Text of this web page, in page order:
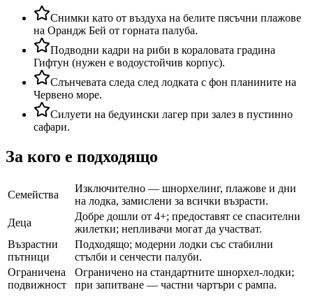
Снимки като от въздуха на белите пясъчни плажове
на Орандж Бей от горната палуба.
Подводни кадри на риби в кораловата градина
Гифтун (нужен е водоустойчив корпус).
Слънчевата следа след лодката с фон планините на
Червено море.
Силуети на бедуински лагер при залез в пустинно
сафари.
За кого е подходящо
Семейства
Изключително — шнорхелинг, плажове и дни
на лодка, замислени за всички възрасти.
Деца
Добре дошли от 4+; предоставят се спасителни
жилетки; непливачи могат да участват.
Възрастни
пътници
Подходящо; модерни лодки със стабилни
стълби и сенчести палуби.
Ограничена
подвижност
Ограничено на стандартните шнорхел-лодки;
при запитване — частни чартъри с рампа.